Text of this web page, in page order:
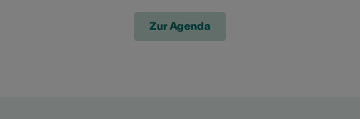
Zur Agenda